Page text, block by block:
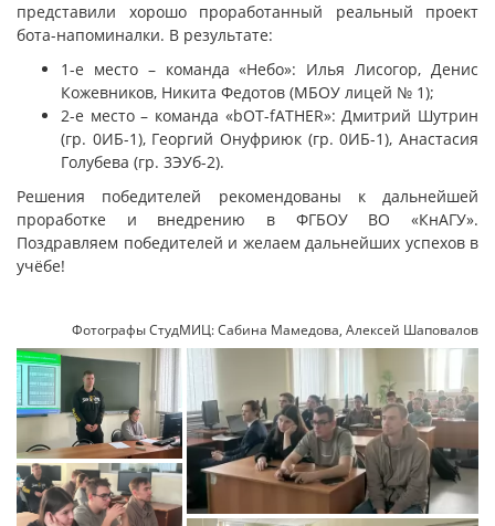
представили хорошо проработанный реальный проект
бота-напоминалки. В результате:
1-е место – команда «Небо»: Илья Лисогор, Денис
Кожевников, Никита Федотов (МБОУ лицей № 1);
2-е место – команда «bOT-fATHER»: Дмитрий Шутрин
(гр. 0ИБ-1), Георгий Онуфриюк (гр. 0ИБ-1), Анастасия
Голубева (гр. 3ЭУб-2).
Решения победителей рекомендованы к дальнейшей
проработке и внедрению в ФГБОУ ВО «КнАГУ».
Поздравляем победителей и желаем дальнейших успехов в
учёбе!
Фотографы СтудМИЦ: Сабина Мамедова, Алексей Шаповалов